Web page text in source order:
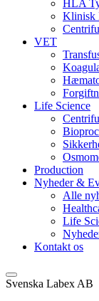
HLA
Klinisk
VET
Life Science
Production
Nyheder &
Alle
Life
Kontakt os
Svenska Labex AB